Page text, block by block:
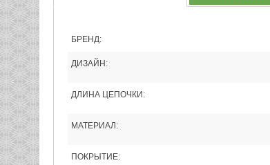
БРЕНД:
ДИЗАЙН:
ДЛИНА ЦЕПОЧКИ:
МАТЕРИАЛ:
ПОКРЫТИЕ: